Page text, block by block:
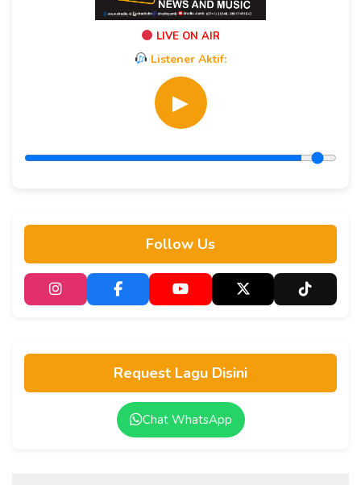
LIVE ON AIR
Listener Aktif:
▶
Follow Us
Request Lagu Disini
Chat WhatsApp